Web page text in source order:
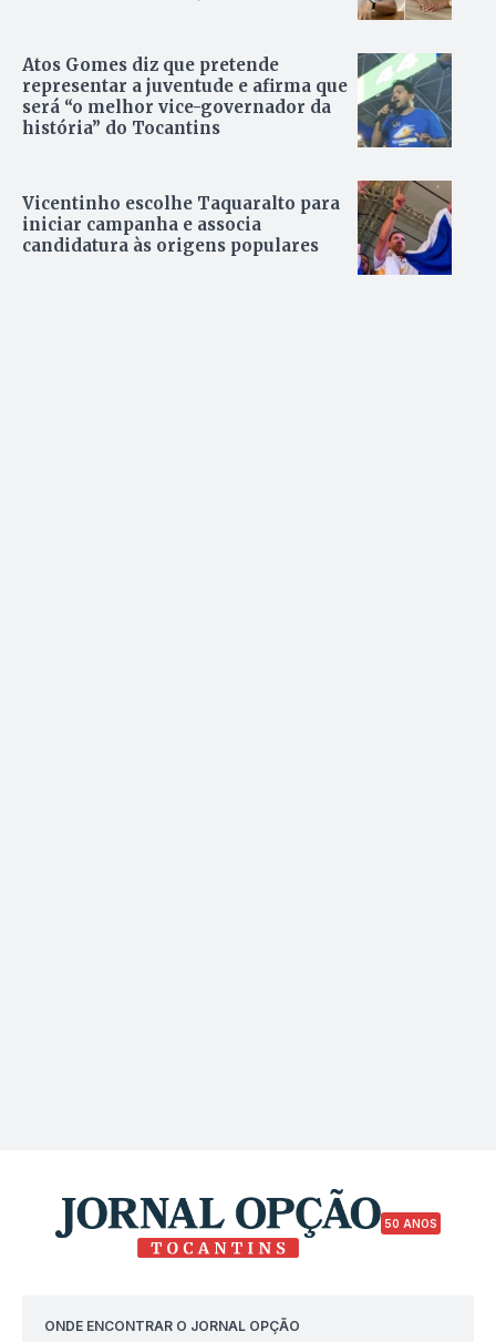
Atos Gomes diz que pretende
representar a juventude e afirma que
será “o melhor vice-governador da
história” do Tocantins
Vicentinho escolhe Taquaralto para
iniciar campanha e associa
candidatura às origens populares
50 ANOS
ONDE ENCONTRAR O JORNAL OPÇÃO